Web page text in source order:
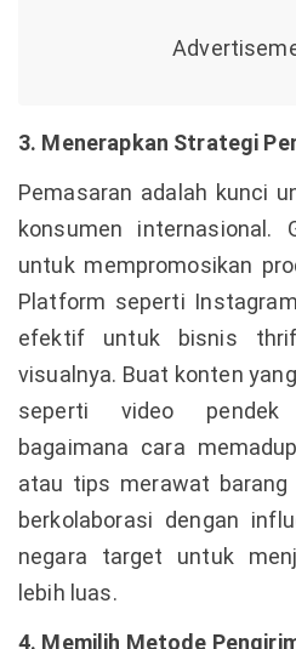
3. Menerapkan Strategi
Pemasaran adalah kunci
konsumen internasional.
untuk mempromosikan
Platform seperti
efektif untuk bisnis
visualnya. Buat konten
seperti video pendek
bagaimana cara
atau tips merawat barang
berkolaborasi dengan
negara target untuk
lebih luas.
4. Memilih Metode